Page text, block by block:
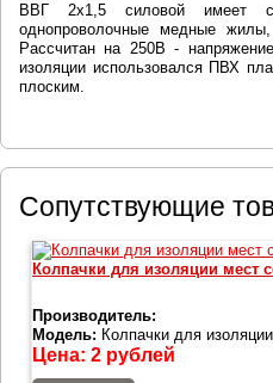
ВВГ 2х1,5 силовой имеет
однопроволочные медные
Рассчитан на 250В -
изоляции использовался ПВХ
плоским.
Сопутствующие
Колпачки для изоляции мест
Производитель:
Модель: Колпачки для
Цена: 2 рублей